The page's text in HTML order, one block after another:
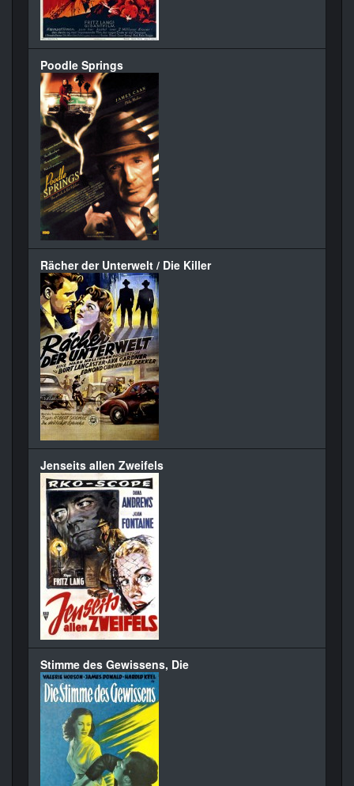
Poodle Springs
Rächer der Unterwelt / Die Killer
Jenseits allen Zweifels
Stimme des Gewissens, Die